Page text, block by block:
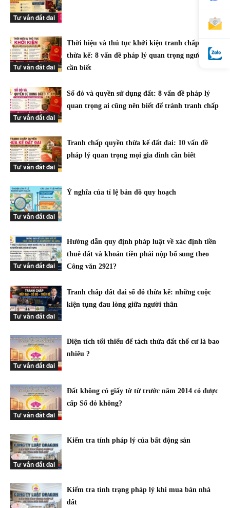
Tư vấn đất đai
Tư vấn đất đai
Thời hiệu và thủ tục khởi kiện tranh chấp đất
thừa kế: 8 vấn đề pháp lý quan trọng người dân
cần biết
Tư vấn đất đai
Sổ đỏ và quyền sử dụng đất: 8 vấn đề pháp lý
quan trọng ai cũng nên biết để tránh tranh chấp
Tư vấn đất đai
Tranh chấp quyền thừa kế đất đai: 10 vấn đề
pháp lý quan trọng mọi gia đình cần biết
Tư vấn đất đai
Ý nghĩa của tỉ lệ bản đồ quy hoạch
Tư vấn đất đai
Hướng dẫn quy định pháp luật về xác định tiền
thuê đất và khoản tiền phải nộp bổ sung theo
Công văn 2921?
Tư vấn đất đai
Tranh chấp đất đai sổ đỏ thừa kế: những cuộc
kiện tụng đau lòng giữa người thân
Tư vấn đất đai
Diện tích tối thiểu để tách thửa đất thổ cư là bao
nhiêu ?
Tư vấn đất đai
Đất không có giấy tờ từ trước năm 2014 có được
cấp Sổ đỏ không?
Tư vấn đất đai
Kiểm tra tính pháp lý của bất động sản
Kiểm tra tình trạng pháp lý khi mua bán nhà
đất